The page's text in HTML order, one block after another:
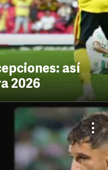
así
2026